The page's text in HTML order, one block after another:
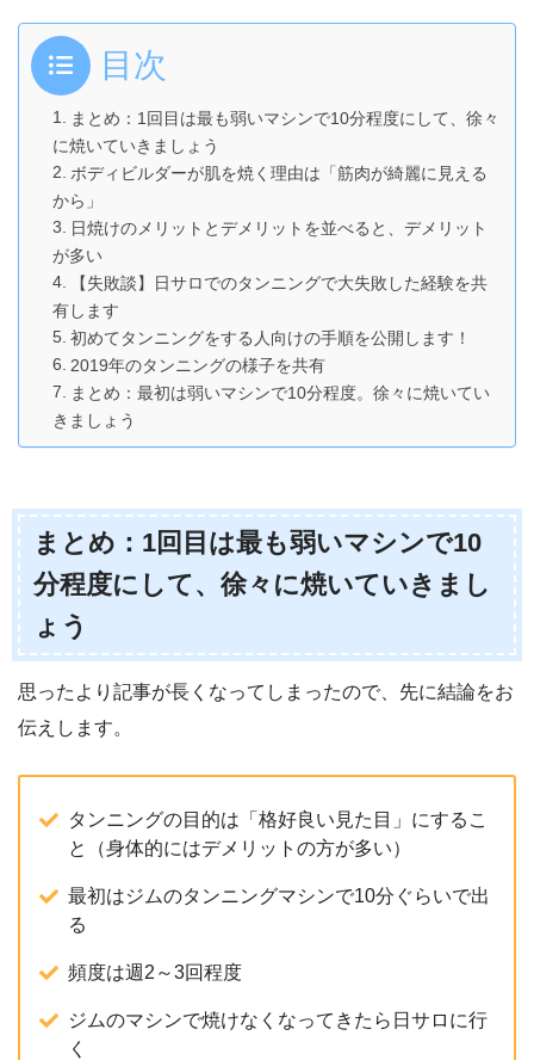
目次
まとめ：1回目は最も弱いマシンで10分程度にして、徐々
に焼いていきましょう
ボディビルダーが肌を焼く理由は「筋肉が綺麗に見える
から」
日焼けのメリットとデメリットを並べると、デメリット
が多い
【失敗談】日サロでのタンニングで大失敗した経験を共
有します
初めてタンニングをする人向けの手順を公開します！
2019年のタンニングの様子を共有
まとめ：最初は弱いマシンで10分程度。徐々に焼いてい
きましょう
まとめ：1回目は最も弱いマシンで10
分程度にして、徐々に焼いていきまし
ょう
思ったより記事が長くなってしまったので、先に結論をお
伝えします。
タンニングの目的は「格好良い見た目」にするこ
と（身体的にはデメリットの方が多い）
最初はジムのタンニングマシンで10分ぐらいで出
る
頻度は週2～3回程度
ジムのマシンで焼けなくなってきたら日サロに行
く